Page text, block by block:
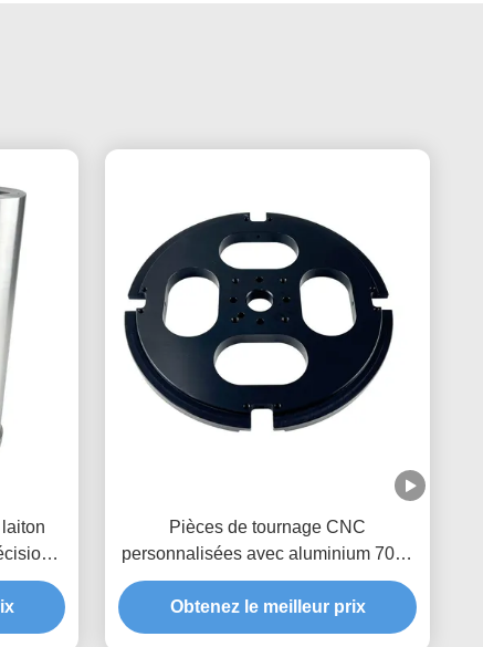
Pièces de tournage CNC
personnalisées avec aluminium 7075
T6 et tolérance +/-0,01-0,005 mm pour
pièces métalliques de précision
Obtenez le meilleur prix